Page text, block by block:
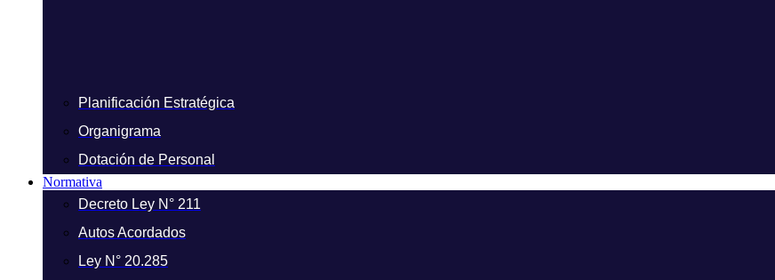
Planificación Estratégica
Organigrama
Dotación de Personal
Normativa
Decreto Ley N° 211
Autos Acordados
Ley N° 20.285